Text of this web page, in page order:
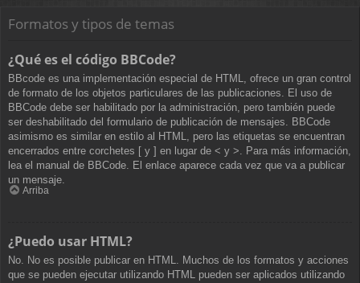
Formatos y tipos de temas
¿Qué es el código BBCode?
BBcode es una implementación especial de HTML, ofrece un gran control
de formato de los objetos particulares de las publicaciones. El uso de
BBCode debe ser habilitado por la administración, pero también puede
ser deshabilitado del formulario de publicación de mensajes. BBCode
asimismo es similar en estilo al HTML, pero las etiquetas se encuentran
encerrados entre corchetes [ y ] en lugar de < y >. Para más información,
lea el manual de BBCode. El enlace aparece cada vez que va a publicar
un mensaje.
Arriba
¿Puedo usar HTML?
No. No es posible publicar en HTML. Muchos de los formatos y acciones
que se pueden ejecutar utilizando HTML pueden ser aplicados utilizando